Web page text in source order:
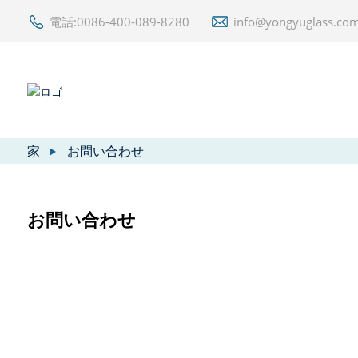
電話:0086-400-089-8280
家 お問い合わせ
お問い合わせ